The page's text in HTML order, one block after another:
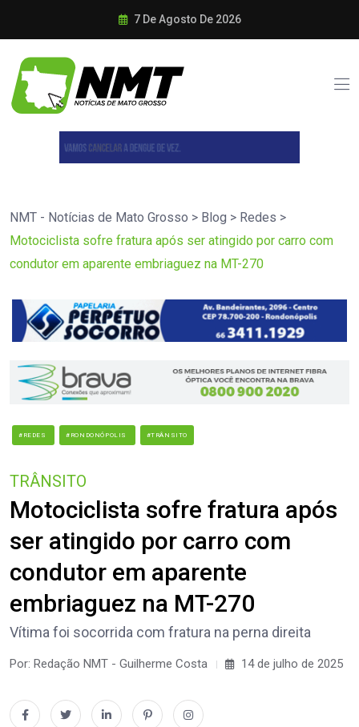
7 De Agosto De 2026
NMT - Notícias de Mato Grosso > Blog > Redes >
Motociclista sofre fratura após ser atingido por carro com
condutor em aparente embriaguez na MT-270
#REDES #RONDONÓPOLIS #TRÂNSITO
TRÂNSITO
Motociclista sofre fratura após
ser atingido por carro com
condutor em aparente
embriaguez na MT-270
Vítima foi socorrida com fratura na perna direita
Por: Redação NMT - Guilherme Costa 14 de julho de 2025